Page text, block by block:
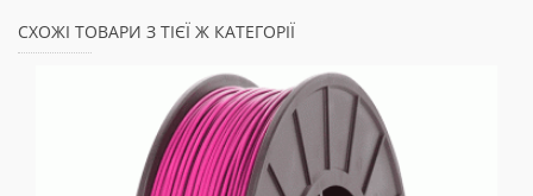
СХОЖІ ТОВАРИ З ТІЄЇ Ж КАТЕГОРІЇ